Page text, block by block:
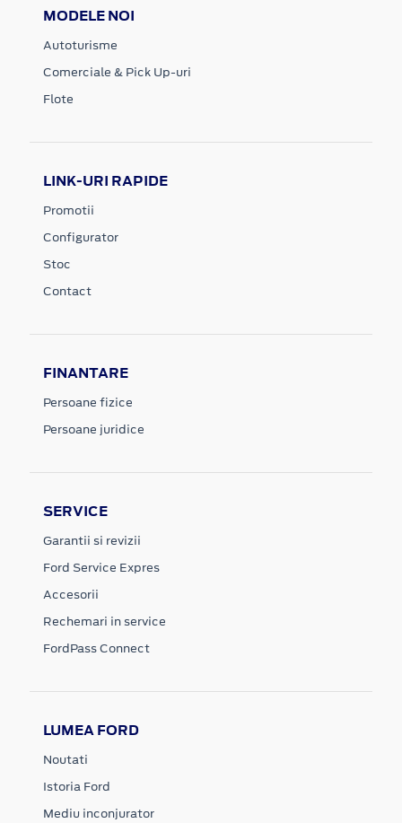
MODELE NOI
Autoturisme
Comerciale & Pick Up-uri
Flote
LINK-URI RAPIDE
Promotii
Configurator
Stoc
Contact
FINANTARE
Persoane fizice
Persoane juridice
SERVICE
Garantii si revizii
Ford Service Expres
Accesorii
Rechemari in service
FordPass Connect
LUMEA FORD
Noutati
Istoria Ford
Mediu inconjurator